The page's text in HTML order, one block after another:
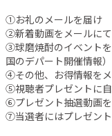
①お礼のメールを届け
②新着動画をメールに
③球磨焼酎のイベント
国のデパート開催情報）
④その他、お得情報を
⑤視聴者プレゼントに
⑥プレゼント抽選動画
⑦当選者にはプレゼン